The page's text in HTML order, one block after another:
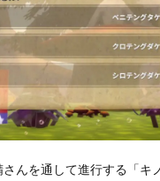
んを通して進行する「キ